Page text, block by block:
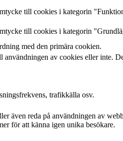
till cookies i kategorin
till cookies i kategorin
med den primära cookien.
av cookies eller inte.
trafikkälla osv.
även reda på användningen av
för att känna igen unika besökare.